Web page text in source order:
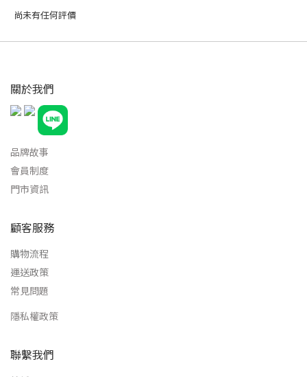
尚未有任何評價
關於我們
品牌故事
會員制度
門市資訊
顧客服務
購物流程
運送政策
常見問題
隱私權政策
聯繫我們